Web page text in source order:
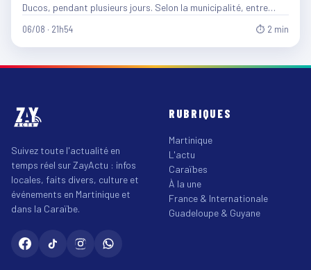
Ducos, pendant plusieurs jours. Selon la municipalité, entre…
06/08 · 21h54 ⏱ 2 min
Suivez toute l'actualité en
temps réel sur ZayActu : infos
locales, faits divers, culture et
événements en Martinique et
dans la Caraïbe.
RUBRIQUES
Martinique
L'actu
Caraïbes
À la une
France & Internationale
Guadeloupe & Guyane